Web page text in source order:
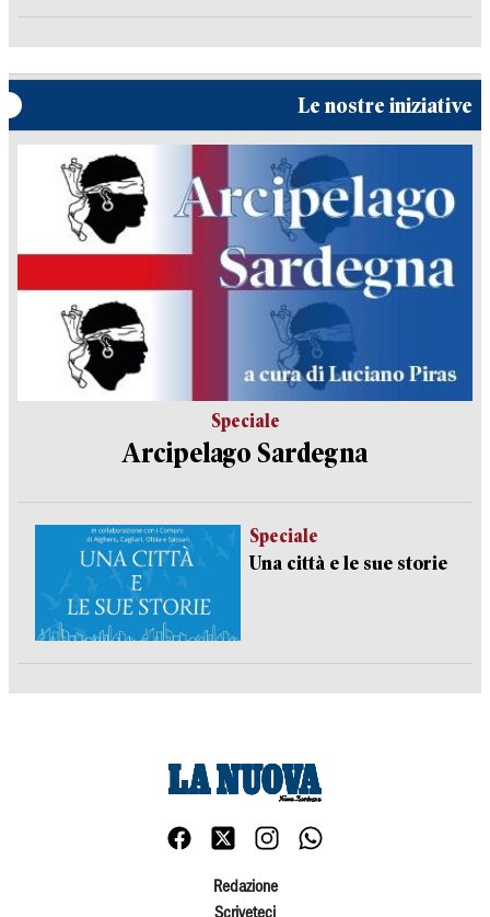
Le nostre iniziative
Speciale
Arcipelago Sardegna
Speciale
Una città e le sue storie
Redazione
Scriveteci